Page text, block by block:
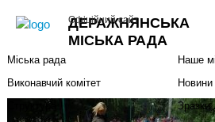
ДЕРАЖНЯНСЬКА
МІСЬКА РАДА
Офіційний сайт+ Створити
Міський голова
Міська рада
Виконавчий комітет
Структура
Наше
Новини
Зразки